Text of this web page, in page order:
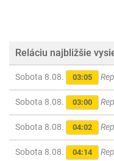
Reláciu najbližšie
Sobota 8.08. 03:05
Sobota 8.08. 03:00
Sobota 8.08. 04:02
Sobota 8.08. 04:14